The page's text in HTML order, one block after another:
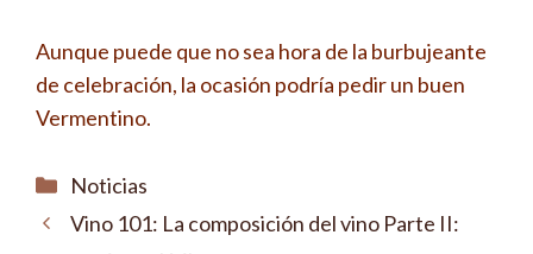
Aunque puede que no sea hora de la burbujeante
de celebración, la ocasión podría pedir un buen
Vermentino.
Categorías
Noticias
Vino 101: La composición del vino Parte II: